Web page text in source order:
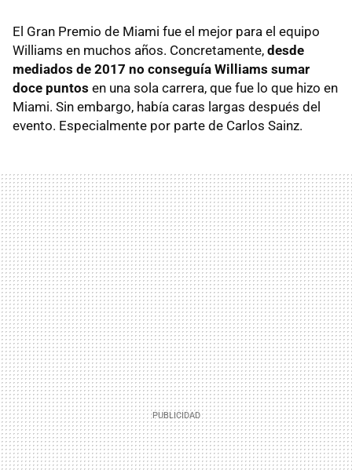
El Gran Premio de Miami fue el mejor para el equipo
Williams en muchos años. Concretamente, desde
mediados de 2017 no conseguía Williams sumar
doce puntos en una sola carrera, que fue lo que hizo en
Miami. Sin embargo, había caras largas después del
evento. Especialmente por parte de Carlos Sainz.